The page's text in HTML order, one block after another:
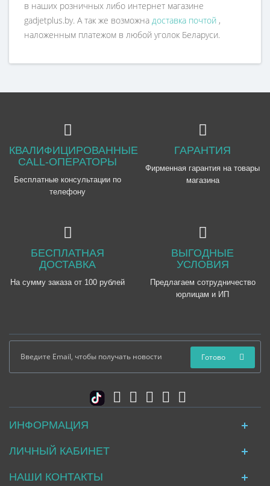
в наших розничных либо интернет магазине
gadjetplus.by. А так же возможна доставка почтой ,
наложенным платежом в любой уголок Беларуси.
КВАЛИФИЦИРОВАННЫЕ
CALL-ОПЕРАТОРЫ
Бесплатные консультации по
телефону
ГАРАНТИЯ
Фирменная гарантия на товары
магазина
БЕСПЛАТНАЯ
ДОСТАВКА
На сумму заказа от 100 рублей
ВЫГОДНЫЕ
УСЛОВИЯ
Предлагаем сотрудничество
юрлицам и ИП
Готово
ИНФОРМАЦИЯ
ЛИЧНЫЙ КАБИНЕТ
НАШИ КОНТАКТЫ